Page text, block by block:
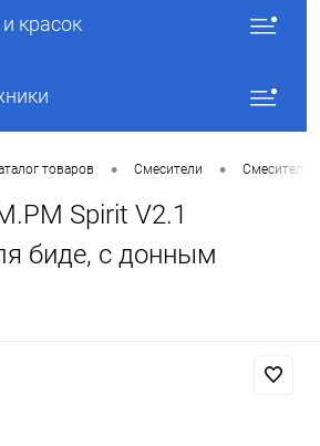
красок
товаров • Смесители • Смесители
Spirit V2.1
биде, с донным